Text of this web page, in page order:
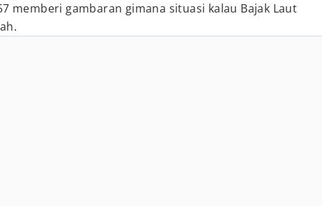
memberi gambaran gimana situasi kalau Bajak Laut